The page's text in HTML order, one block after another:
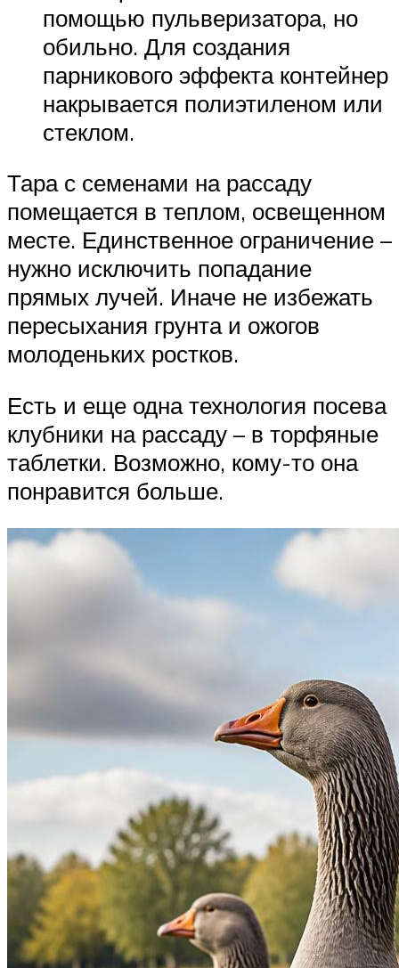
помощью пульверизатора, но
обильно. Для создания
парникового эффекта контейнер
накрывается полиэтиленом или
стеклом.
Тара с семенами на рассаду
помещается в теплом, освещенном
месте. Единственное ограничение –
нужно исключить попадание
прямых лучей. Иначе не избежать
пересыхания грунта и ожогов
молоденьких ростков.
Есть и еще одна технология посева
клубники на рассаду – в торфяные
таблетки. Возможно, кому-то она
понравится больше.